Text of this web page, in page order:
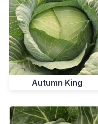
Autumn King